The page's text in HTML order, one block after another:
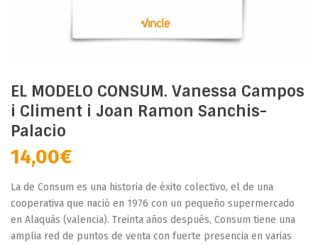
EL MODELO CONSUM. Vanessa Campos
i Climent i Joan Ramon Sanchis-
Palacio
14,00€
La de Consum es una historia de éxito colectivo, el de una
cooperativa que nació en 1976 con un pequeño supermercado
en Alaquàs (valencia). Treinta años después, Consum tiene una
amplia red de puntos de venta con fuerte presencia en varias